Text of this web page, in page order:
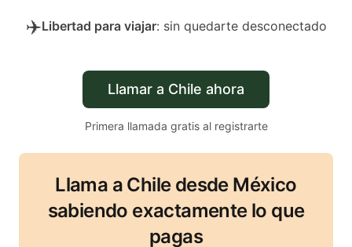
✈️Libertad para viajar: sin quedarte desconectado
Llamar a Chile ahora
Primera llamada gratis al registrarte
Llama a Chile desde México
sabiendo exactamente lo que
pagas